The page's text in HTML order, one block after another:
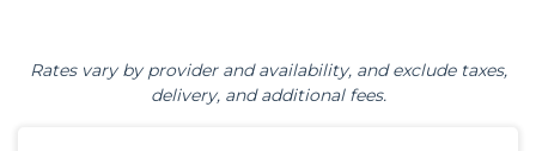
Rates vary by provider and availability, and exclude taxes,
delivery, and additional fees.